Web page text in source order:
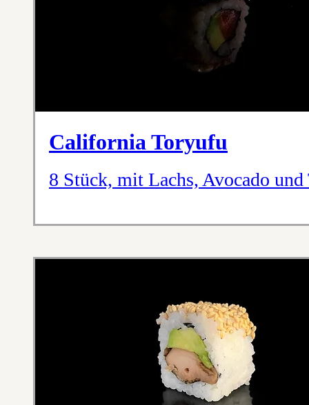
California Toryufu
8 Stück, mit Lachs, Avocado und